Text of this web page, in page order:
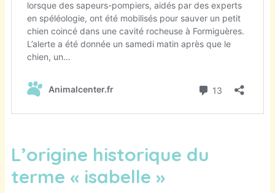
L’origine historique du
terme « isabelle »